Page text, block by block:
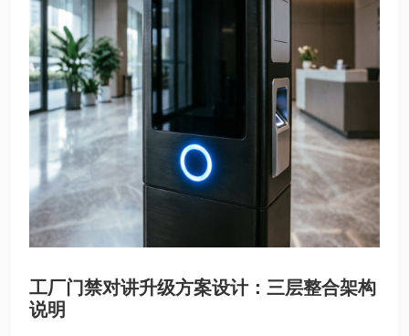
工厂门禁对讲升级方案设计：三层整合架构
说明